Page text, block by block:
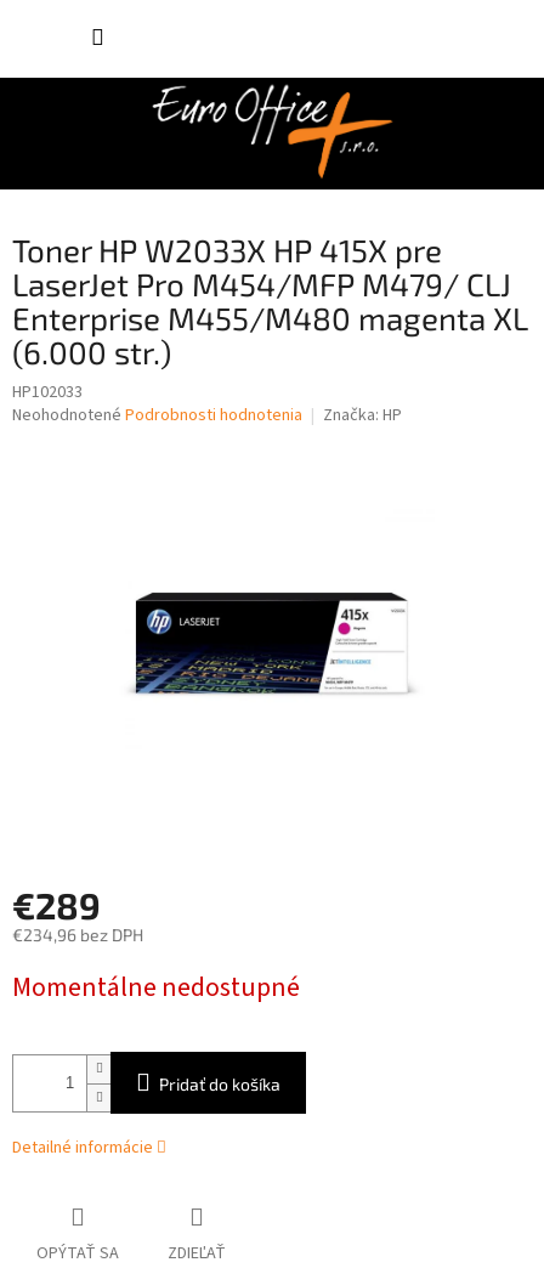
Toner HP W2033X HP 415X pre
LaserJet Pro M454/MFP M479/ CLJ
Enterprise M455/M480 magenta XL
(6.000 str.)
HP102033
Priemerné
Neohodnotené Podrobnosti hodnotenia Značka: HP
€289
€234,96 bez DPH
cena:
Momentálne nedostupné
Pridať do košíka
Detailné informácie
OPÝTAŤ SA ZDIEĽAŤ